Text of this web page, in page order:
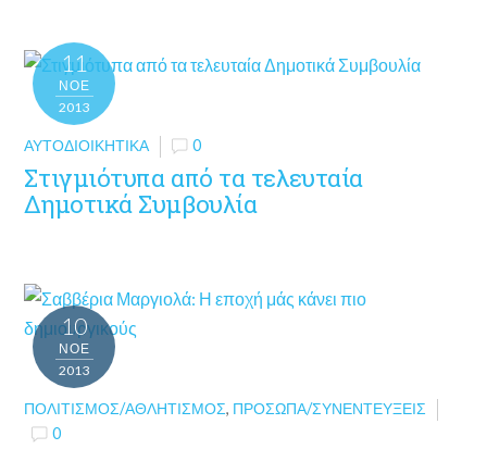
11
ΝΟΈ
2013
ΑΥΤΟΔΙΟΙΚΗΤΙΚΆ 0
Στιγμιότυπα από τα τελευταία
Δημοτικά Συμβουλία
10
ΝΟΈ
2013
ΠΟΛΙΤΙΣΜΌΣ/ΑΘΛΗΤΙΣΜΌΣ, ΠΡΌΣΩΠΑ/ΣΥΝΕΝΤΕΎΞΕΙΣ
0